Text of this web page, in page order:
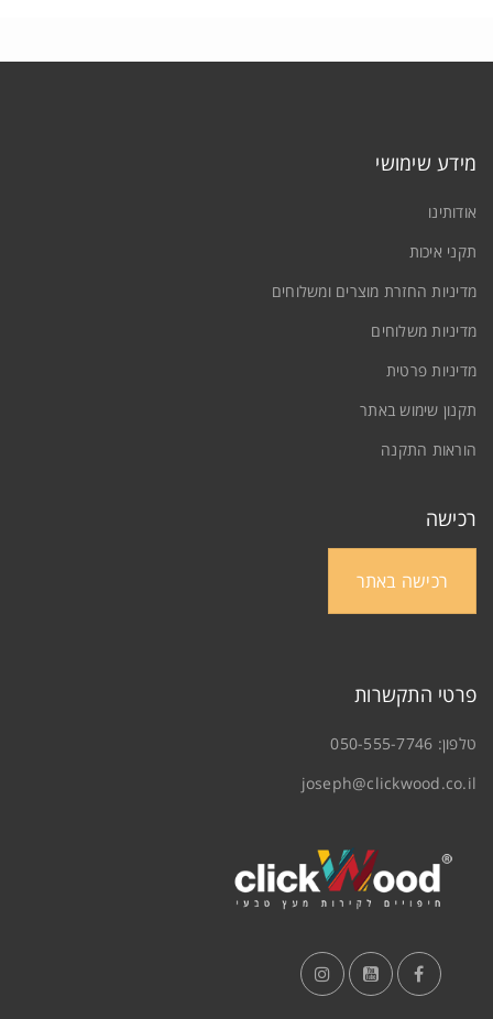
מידע שימושי
אודותינו
תקני איכות
מדיניות החזרת מוצרים ומשלוחים
מדיניות משלוחים
מדיניות פרטית
תקנון שימוש באתר
הוראות התקנה
רכישה
רכישה באתר
פרטי התקשרות
טלפון: 050-555-7746
joseph@clickwood.co.il